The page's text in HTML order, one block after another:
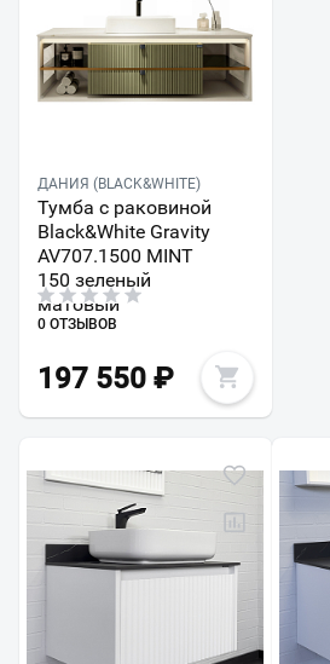
ДАНИЯ (BLACK&WHITE)
Тумба с раковиной
Black&White Gravity
AV707.1500 MINT
150 зеленый
матовый
0 ОТЗЫВОВ
197 550 ₽